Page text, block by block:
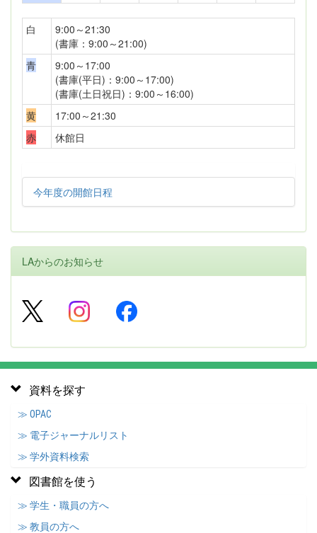
白
9:00～21:30
(書庫：9:00～21:00)
青
9:00～17:00
(書庫(平日)：9:00～17:00)
(書庫(土日祝日)：9:00～16:00)
黄
17:00～21:30
赤
休館日
今年度の開館日程
LAからのお知らせ
資料を探す
≫ OPAC
≫ 電子ジャーナルリスト
≫ 学外資料検索
図書館を使う
≫ 学生・職員の方へ
≫ 教員の方へ